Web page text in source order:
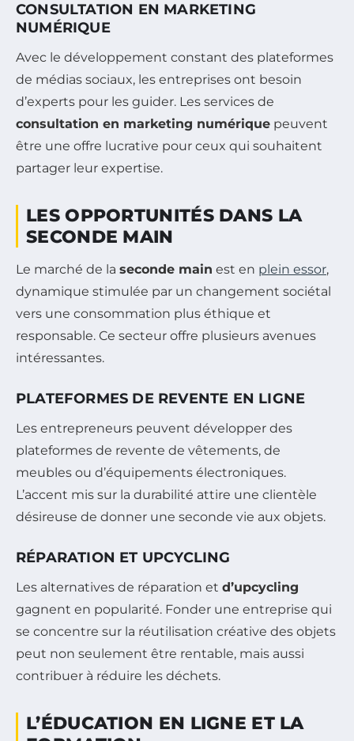
CONSULTATION EN MARKETING
NUMÉRIQUE
Avec le développement constant des plateformes
de médias sociaux, les entreprises ont besoin
d’experts pour les guider. Les services de
consultation en marketing numérique peuvent
être une offre lucrative pour ceux qui souhaitent
partager leur expertise.
LES OPPORTUNITÉS DANS LA
SECONDE MAIN
Le marché de la seconde main est en plein essor,
dynamique stimulée par un changement sociétal
vers une consommation plus éthique et
responsable. Ce secteur offre plusieurs avenues
intéressantes.
PLATEFORMES DE REVENTE EN LIGNE
Les entrepreneurs peuvent développer des
plateformes de revente de vêtements, de
meubles ou d’équipements électroniques.
L’accent mis sur la durabilité attire une clientèle
désireuse de donner une seconde vie aux objets.
RÉPARATION ET UPCYCLING
Les alternatives de réparation et d’upcycling
gagnent en popularité. Fonder une entreprise qui
se concentre sur la réutilisation créative des objets
peut non seulement être rentable, mais aussi
contribuer à réduire les déchets.
L’ÉDUCATION EN LIGNE ET LA